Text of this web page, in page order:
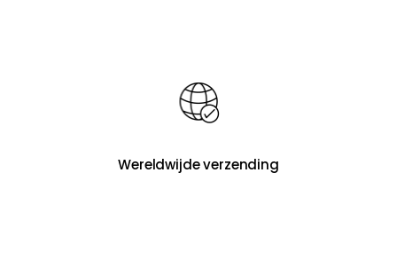
Wereldwijde verzending